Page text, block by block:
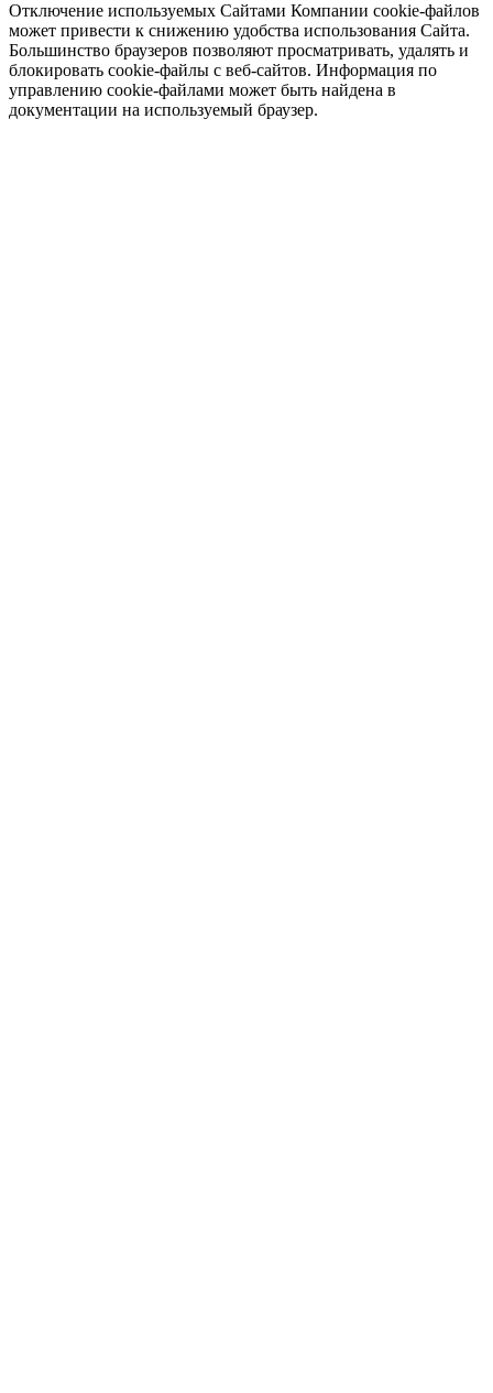
Отключение используемых Сайтами Компании cookie-файлов
может привести к снижению удобства использования Сайта.
Большинство браузеров позволяют просматривать, удалять и
блокировать cookie-файлы c веб-сайтов. Информация по
управлению cookie-файлами может быть найдена в
документации на используемый браузер.